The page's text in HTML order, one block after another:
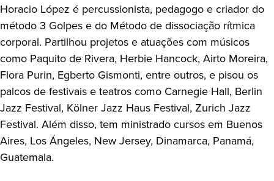
Horacio López é percussionista, pedagogo e criador do
método 3 Golpes e do Método de dissociação rítmica
corporal. Partilhou projetos e atuações com músicos
como Paquito de Rivera, Herbie Hancock, Airto Moreira,
Flora Purin, Egberto Gismonti, entre outros, e pisou os
palcos de festivais e teatros como Carnegie Hall, Berlin
Jazz Festival, Kölner Jazz Haus Festival, Zurich Jazz
Festival. Além disso, tem ministrado cursos em Buenos
Aires, Los Ángeles, New Jersey, Dinamarca, Panamá,
Guatemala.